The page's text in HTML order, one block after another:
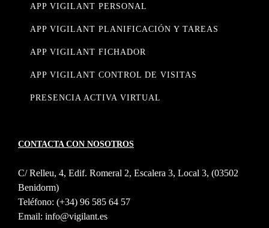
APP VIGILANT PERSONAL
APP VIGILANT PLANIFICACIÓN Y TAREAS
APP VIGILANT FICHADOR
APP VIGILANT CONTROL DE VISITAS
PRESENCIA ACTIVA VIRTUAL
CONTACTA CON NOSOTROS
C/ Relleu, 4, Edif. Romeral 2, Escalera 3, Local 3, (03502
Benidorm)
Teléfono: (+34) 96 585 64 57
Email: info@vigilant.es